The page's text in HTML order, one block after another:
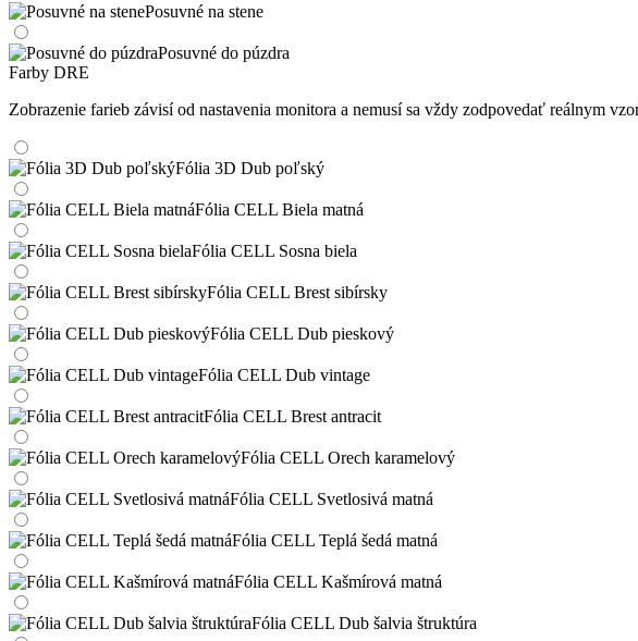
Posuvné na stene
Posuvné do púzdra
Farby DRE
Zobrazenie farieb závisí od nastavenia monitora a nemusí sa vždy zodpovedať reálnym
Fólia 3D Dub poľský
Fólia CELL Biela matná
Fólia CELL Sosna biela
Fólia CELL Brest sibírsky
Fólia CELL Dub pieskový
Fólia CELL Dub vintage
Fólia CELL Brest antracit
Fólia CELL Orech karamelový
Fólia CELL Svetlosivá matná
Fólia CELL Teplá šedá matná
Fólia CELL Kašmírová matná
Fólia CELL Dub šalvia štruktúra